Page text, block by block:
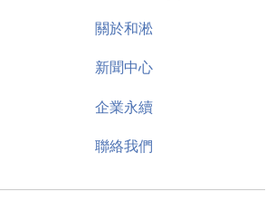
關於和淞
新聞中心
企業永續
聯絡我們